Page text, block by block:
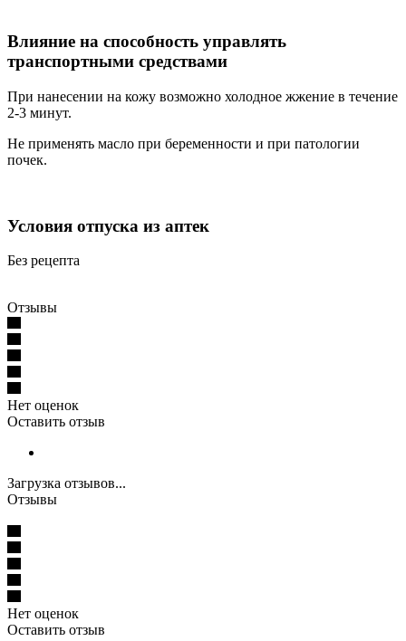
Влияние на способность управлять
транспортными средствами
При нанесении на кожу возможно холодное жжение в течение
2-3 минут.
Не применять масло при беременности и при патологии
почек.
Условия отпуска из аптек
Без рецепта
Отзывы
Нет оценок
Оставить отзыв
Загрузка отзывов...
Отзывы
Нет оценок
Оставить отзыв